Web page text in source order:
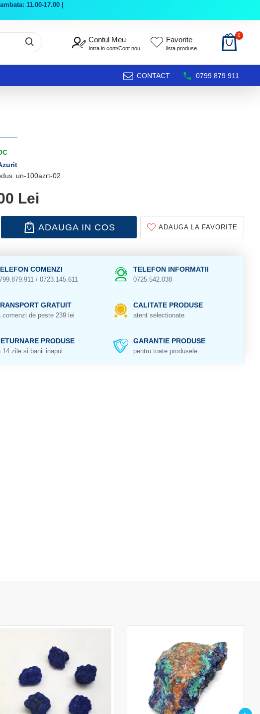
11.00-17.00 |
Contul Meu
Intra in cont/Cont nou
Favorite
lista produse
0
CONTACT 0799 879 911
un-100azrt-02
Lei
ADAUGA IN COS ADAUGA LA FAVORITE
COMENZI
/ 0723.145.611
TELEFON INFORMATII
0725.542.038
GRATUIT
comenzi de peste 239 lei
CALITATE PRODUSE
atent selectionate
PRODUSE
14 zile si banii inapoi
GARANTIE PRODUSE
pentru toate produsele